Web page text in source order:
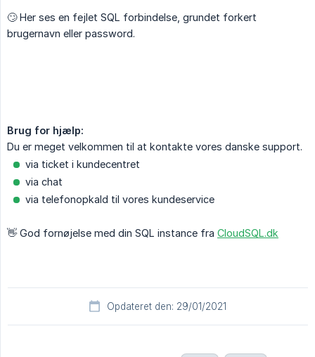
🙄 Her ses en fejlet SQL forbindelse, grundet forkert
brugernavn eller password.
Brug for hjælp:
Du er meget velkommen til at kontakte vores danske support.
via ticket i kundecentret
via chat
via telefonopkald til vores kundeservice
👋️ God fornøjelse med din SQL instance fra CloudSQL.dk
Opdateret den: 29/01/2021